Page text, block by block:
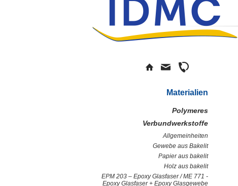
Materialien
Polymeres
Verbundwerkstoffe
Allgemeinheiten
Gewebe aus Bakelit
Papier aus bakelit
Holz aus bakelit
EPM 203 – Epoxy Glasfaser / ME 771 -
Epoxy Glasfaser + Epoxy Glasgewebe